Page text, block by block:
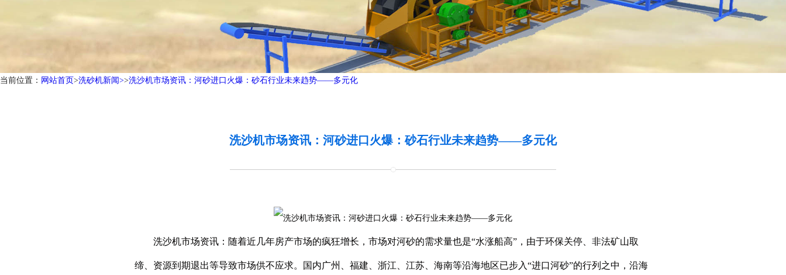
当前位置： 网站首页>洗砂机新闻>>洗沙机市场资讯：河砂进口火爆：砂石行业未来趋势——多元化
洗沙机市场资讯：河砂进口火爆：砂石行业未来趋势——多元化
洗沙机市场资讯：随着近几年房产市场的疯狂增长，市场对河砂的需求量也是“水涨船高”，由于环保关停、非法矿山取
缔、资源到期退出等导致市场供不应求。国内广州、福建、浙江、江苏、海南等沿海地区已步入“进口河砂”的行列之中，沿海